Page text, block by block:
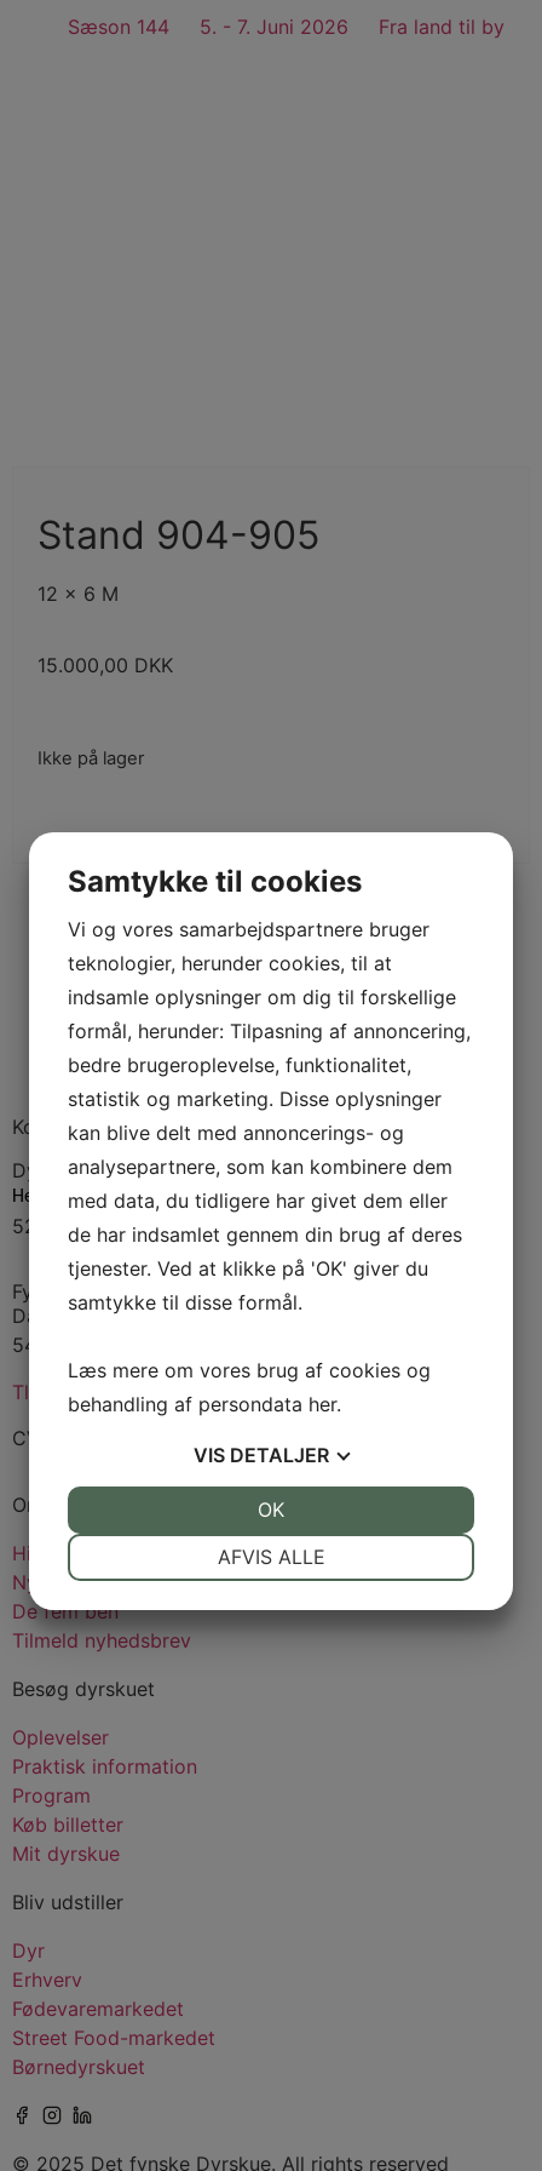
Sæson 144 5. - 7. Juni 2026 Fra land til by
Stand 904-905
12 x 6 M
15.000,00 DKK
Ikke på lager
Kontakt
Dyrskuepladsen
Hedebæksgyden 33
5250 Odense
Fynsk Landbrugs Event Forening
Damsbovej 11
5492 Vissenbjerg
Tlf:
4032 0069
CVR: 53922910
Om dyrskuet
Historien
Nyheder
De fem ben
Tilmeld nyhedsbrev
Besøg dyrskuet
Oplevelser
Praktisk information
Program
Køb billetter
Mit dyrskue
Bliv udstiller
Dyr
Erhverv
Fødevaremarkedet
Street Food-markedet
Børnedyrskuet
© 2025 Det fynske Dyrskue. All rights reserved
Samtykke til cookies
Vi og vores samarbejdspartnere bruger
teknologier, herunder cookies, til at
indsamle oplysninger om dig til forskellige
formål, herunder: Tilpasning af annoncering,
bedre brugeroplevelse, funktionalitet,
statistik og marketing. Disse oplysninger
kan blive delt med annoncerings- og
analysepartnere, som kan kombinere dem
med data, du tidligere har givet dem eller
de har indsamlet gennem din brug af deres
tjenester. Ved at klikke på 'OK' giver du
samtykke til disse formål.
Læs mere om vores brug af cookies og
behandling af persondata her.
VIS DETALJER
MARKETING
AFVIS ALLE
OK